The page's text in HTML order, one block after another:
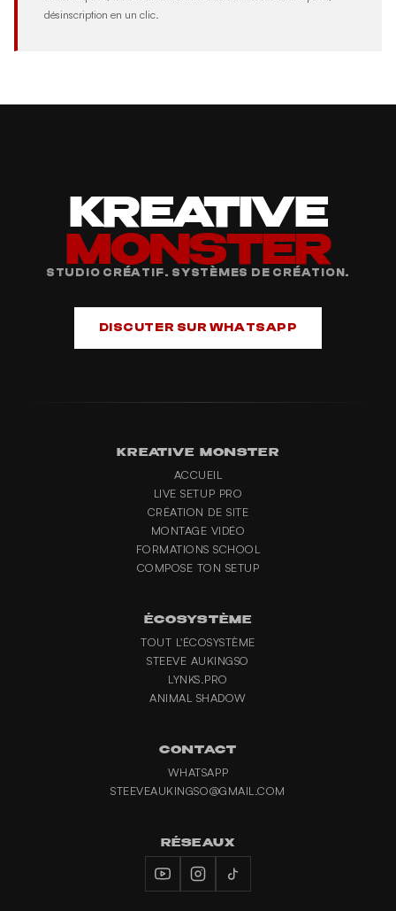
désinscription en un clic.
KREATIVE
MONSTER
STUDIO CRÉATIF. SYSTÈMES DE CRÉATION.
DISCUTER SUR WHATSAPP
KREATIVE MONSTER
ACCUEIL
LIVE SETUP PRO
CRÉATION DE SITE
MONTAGE VIDÉO
FORMATIONS SCHOOL
COMPOSE TON SETUP
ÉCOSYSTÈME
TOUT L'ÉCOSYSTÈME
STEEVE AUKINGSO
LYNKS.PRO
ANIMAL SHADOW
CONTACT
WHATSAPP
STEEVEAUKINGSO@GMAIL.COM
RÉSEAUX